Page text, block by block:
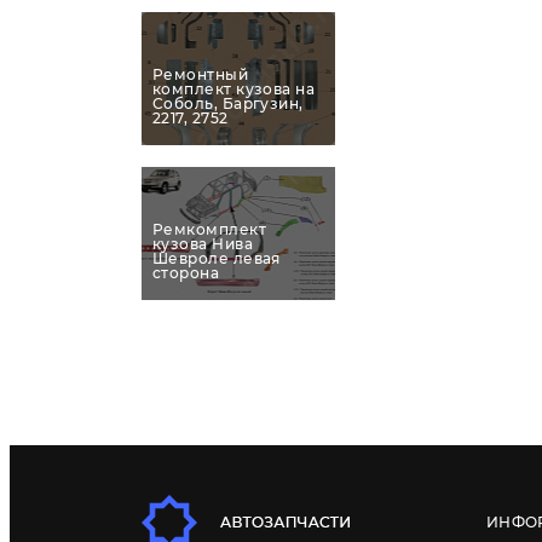
Ремонтный
комплект кузова на
Соболь, Баргузин,
2217, 2752
Ремкомплект
кузова Нива
Шевроле левая
сторона